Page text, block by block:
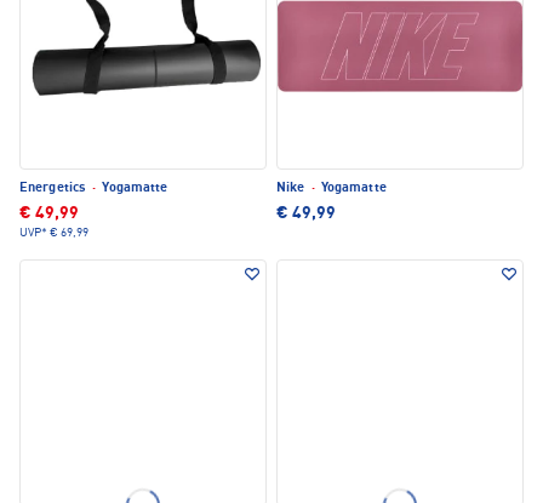
Energetics · Yogamatte
€ 49,99
UVP* € 69,99
Nike · Yogamatte
€ 49,99